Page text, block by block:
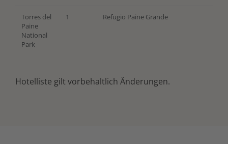
Torres del
Paine
National
Park
1 Refugio Paine Grande
Hotelliste gilt vorbehaltlich Änderungen.